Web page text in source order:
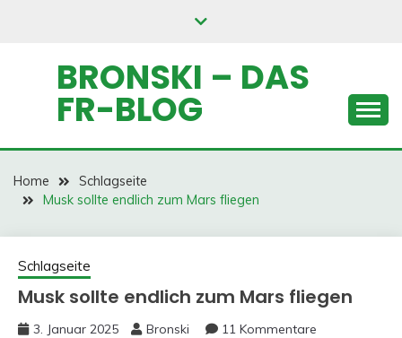
BRONSKI – DAS
FR-BLOG
Home
Schlagseite
Musk sollte endlich zum Mars fliegen
Schlagseite
Musk sollte endlich zum Mars fliegen
3. Januar 2025 Bronski 11 Kommentare